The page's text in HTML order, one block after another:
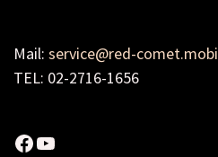
Mail: service@red-comet.mobi
TEL: 02-2716-1656
Facebook
YouTube